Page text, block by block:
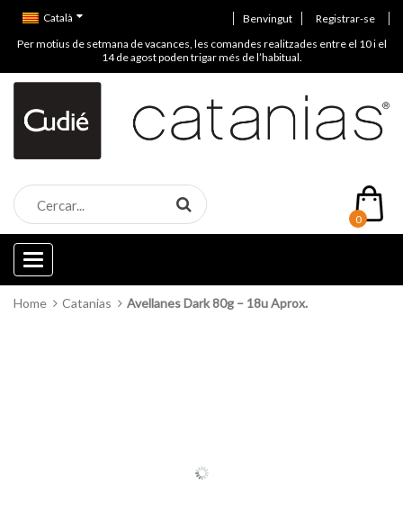
Benvingut Registrar-se
Català
Per motius de setmana de vacances, les comandes realitzades entre el 10 i el
14 de agost poden trigar més de l’habitual.
0
Categories
Home Catanias Avellanes Dark 80g – 18u Aprox.